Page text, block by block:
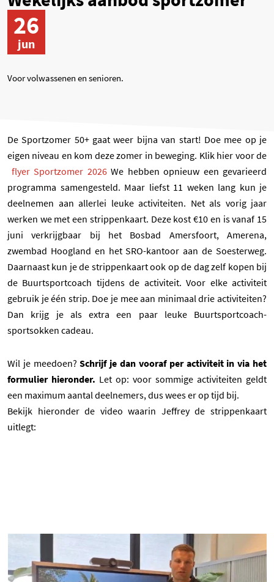
26
jun
Voor volwassenen en senioren.
De Sportzomer 50+ gaat weer bijna van start! Doe mee op je
eigen niveau en kom deze zomer in beweging. Klik hier voor de
flyer Sportzomer 2026 We hebben opnieuw een gevarieerd
programma samengesteld. Maar liefst 11 weken lang kun je
deelnemen aan allerlei leuke activiteiten. Net als vorig jaar
werken we met een strippenkaart. Deze kost €10 en is vanaf 15
juni verkrijgbaar bij het Bosbad Amersfoort, Amerena,
zwembad Hoogland en het SRO-kantoor aan de Soesterweg.
Daarnaast kun je de strippenkaart ook op de dag zelf kopen bij
de Buurtsportcoach tijdens de activiteit. Voor elke activiteit
gebruik je één strip. Doe je mee aan minimaal drie activiteiten?
Dan krijg je als extra een paar leuke Buurtsportcoach-
sportsokken cadeau.
Wil je meedoen?Schrijf je dan vooraf per activiteit in via het
formulier hieronder. Let op: voor sommige activiteiten geldt
een maximum aantal deelnemers, dus wees er op tijd bij.
Bekijk hieronder de video waarin Jeffrey de strippenkaart
uitlegt: